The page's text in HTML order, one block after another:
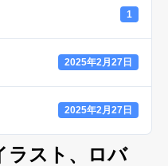
1
2025年2月27日
2025年2月27日
ラスト、ロバ